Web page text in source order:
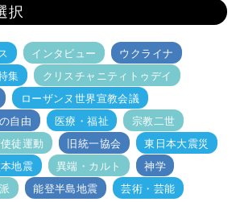
択
インタビュー
ウクライナ
集
クリスチャニティトゥデイ
ローザンヌ世界宣教会議
自由 医療・福祉
宗教二世
徒運動 旧統一協会
東日本大震災
地震 異端・カルト
神学
能登半島地震
芸術・芸能